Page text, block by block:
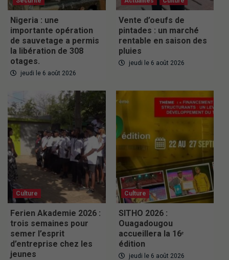
Nigeria : une
importante opération
de sauvetage a permis
la libération de 308
otages.
jeudi le 6 août 2026
Vente d’oeufs de
pintades : un marché
rentable en saison des
pluies
jeudi le 6 août 2026
Culture
Ferien Akademie 2026 :
trois semaines pour
semer l’esprit
d’entreprise chez les
jeunes
Culture
SITHO 2026 :
Ouagadougou
accueillera la 16ᵉ
édition
jeudi le 6 août 2026